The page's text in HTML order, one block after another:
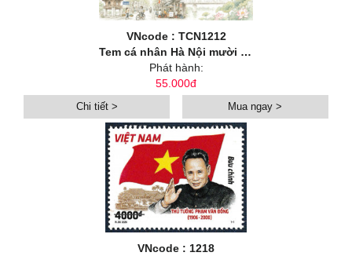
VNcode : TCN1212
Tem cá nhân Hà Nội mười hai mùa hoa: Hoa mùa hạ
Phát hành:
55.000đ
Chi tiết > Mua ngay >
VNcode : 1218